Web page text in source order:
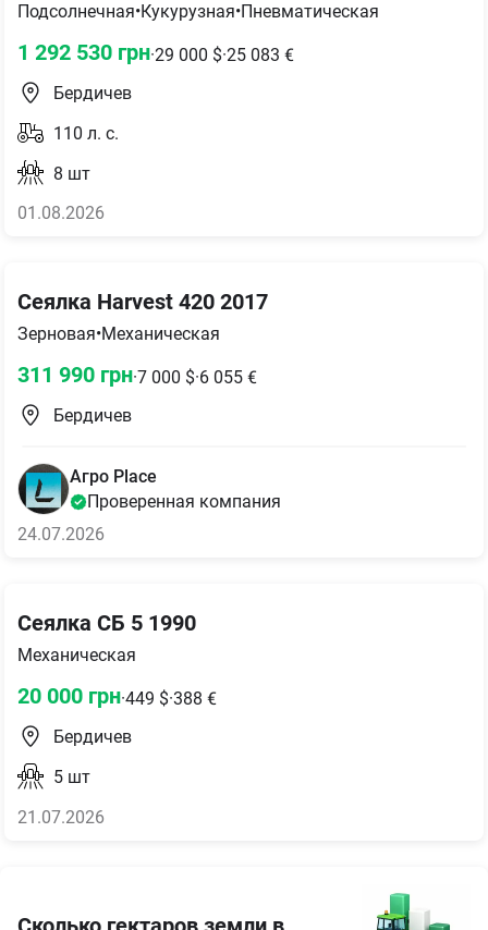
Подсолнечная•Кукурузная•Пневматическая
1 292 530 грн·29 000 $·25 083 €
Бердичев
110 л. с.
8 шт
01.08.2026
Сеялка Harvest 420 2017
Зерновая•Механическая
311 990 грн·7 000 $·6 055 €
Бердичев
Aгро Place
Проверенная компания
24.07.2026
Сеялка СБ 5 1990
Механическая
20 000 грн·449 $·388 €
Бердичев
5 шт
21.07.2026